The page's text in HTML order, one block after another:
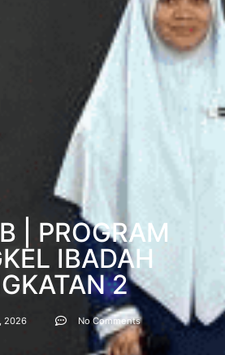
| PROGRAM
IBADAH
2
2026 No Comments